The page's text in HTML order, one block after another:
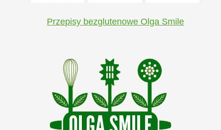
Przepisy bezglutenowe Olga Smile